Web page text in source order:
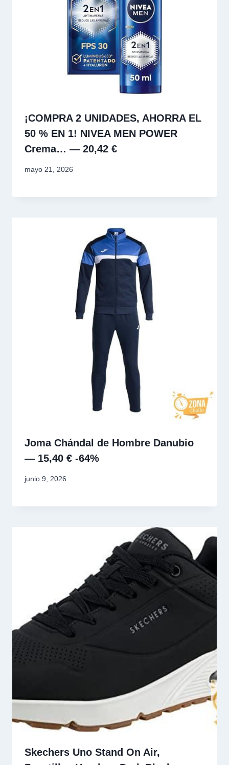
¡COMPRA 2 UNIDADES, AHORRA EL
50 % EN 1! NIVEA MEN POWER
Crema… — 20,42 €
mayo 21, 2026
Joma Chándal de Hombre Danubio
— 15,40 € -64%
junio 9, 2026
Skechers Uno Stand On Air,